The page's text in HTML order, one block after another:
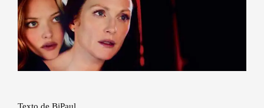
Texto de BiPaul